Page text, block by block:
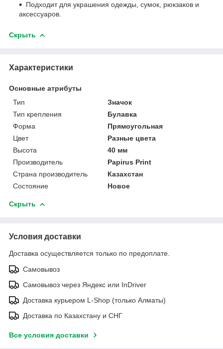
Подходит для украшения одежды, сумок, рюкзаков и
аксессуаров.
Скрыть
Характеристики
Основные атрибуты
Тип
Значок
Тип крепления
Булавка
Форма
Прямоугольная
Цвет
Разные цвета
Высота
40 мм
Производитель
Papirus Print
Страна производитель
Казахстан
Состояние
Новое
Скрыть
Условия доставки
Доставка осуществляется только по предоплате.
Самовывоз
Самовывоз через Яндекс или InDriver
Доставка курьером L-Shop (только Алматы)
Доставка по Казахстану и СНГ
Все условия доставки